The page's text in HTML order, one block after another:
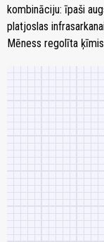
kombināciju: īpaši
platjoslas
Mēness regolīta